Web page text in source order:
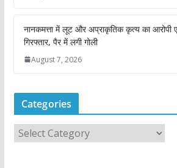
नानकमत्ता में लूट और अप्राकृतिक कृत्य का आरोपी
गिरफ्तार, पैर में लगी गोली
August 7, 2026
Categories
a